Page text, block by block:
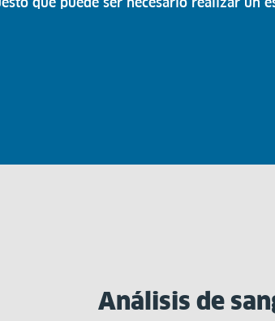
Análisis de